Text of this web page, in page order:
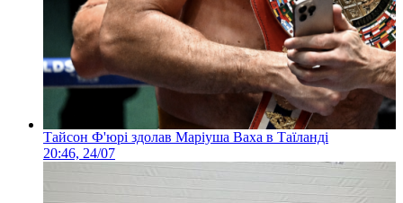
Тайсон Ф'юрі здолав Маріуша Ваха в Таїланді
20:46, 24/07